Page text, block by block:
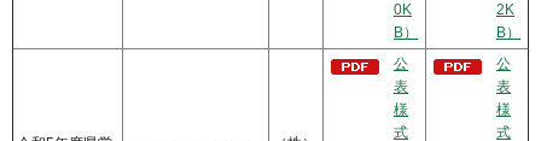
0K
B）
2K
B）
公
表
様
式
公
表
様
式